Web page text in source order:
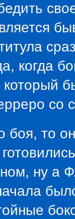
когда
который
со
боя, то
ну а